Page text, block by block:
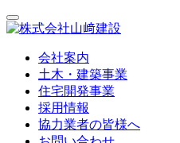
会社案内
土木・建築事業
住宅開発事業
採用情報
協力業者の皆様へ